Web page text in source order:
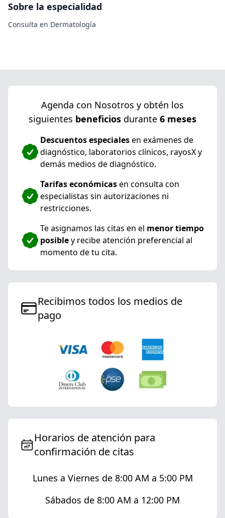
Sobre la especialidad
Consulta en Dermatología
Agenda con Nosotros y obtén los
siguientes beneficios durante 6 meses
Descuentos especialesen exámenes de
diagnóstico, laboratorios clínicos, rayosX y
demás medios de diagnóstico.
Tarifas económicasen consulta con
especialistas sin autorizaciones ni
restricciones.
Te asignamos las citas en el menor tiempo
posibley recibe atención preferencial al
momento de tu cita.
Recibimos todos los medios de
pago
Horarios de atención para
confirmación de citas
Lunes a Viernes de 8:00 AM a 5:00 PM
Sábados de 8:00 AM a 12:00 PM